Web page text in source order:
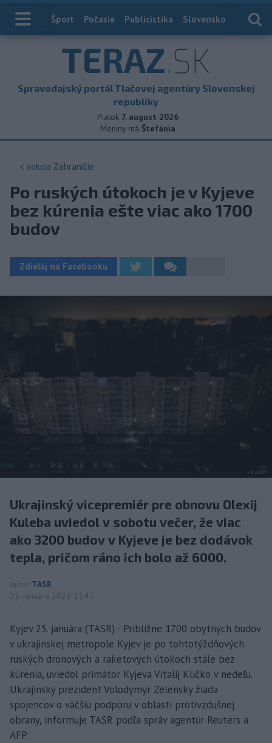
Index
Šport Počasie Publicistika Slovensko
TERAZ.SK
Spravodajský portál Tlačovej agentúry Slovenskej
republiky
Piatok 7. august 2026
Meniny má Štefánia
< sekcia Zahraničie
Po ruských útokoch je v Kyjeve
bez kúrenia ešte viac ako 1700
budov
Zdieľaj na Facebooku
Ukrajinský vicepremiér pre obnovu Olexij
Kuleba uviedol v sobotu večer, že viac
ako 3200 budov v Kyjeve je bez dodávok
tepla, pričom ráno ich bolo až 6000.
Autor TASR
25. januára 2026 11:47
Kyjev 25. januára (TASR) - Približne 1700 obytných budov
v ukrajinskej metropole Kyjev je po tohtotýždňových
ruských dronových a raketových útokoch stále bez
kúrenia, uviedol primátor Kyjeva Vitalij Kličko v nedeľu.
Ukrajinský prezident Volodymyr Zelensky žiada
spojencov o väčšiu podporu v oblasti protivzdušnej
obrany, informuje TASR podľa správ agentúr Reuters a
AFP.